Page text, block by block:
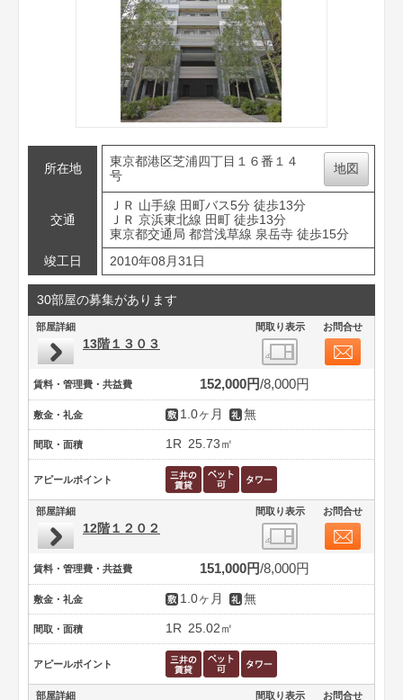
所在地
東京都港区芝浦四丁目１６番１４
号
地図
交通
ＪＲ 山手線 田町バス5分 徒歩13分
ＪＲ 京浜東北線 田町 徒歩13分
東京都交通局 都営浅草線 泉岳寺 徒歩15分
竣工日
2010年08月31日
30部屋の募集があります
部屋詳細 間取り表示 お問合せ
13階１３０３
賃料・管理費・共益費 152,000円 8,000円
敷金・礼金 1.0ヶ月 無
間取・面積 1R 25.73㎡
アピールポイント
部屋詳細 間取り表示 お問合せ
12階１２０２
賃料・管理費・共益費 151,000円 8,000円
敷金・礼金 1.0ヶ月 無
間取・面積 1R 25.02㎡
アピールポイント
部屋詳細 間取り表示 お問合せ